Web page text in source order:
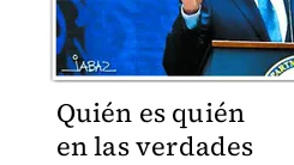
Quién es quién
en las verdades